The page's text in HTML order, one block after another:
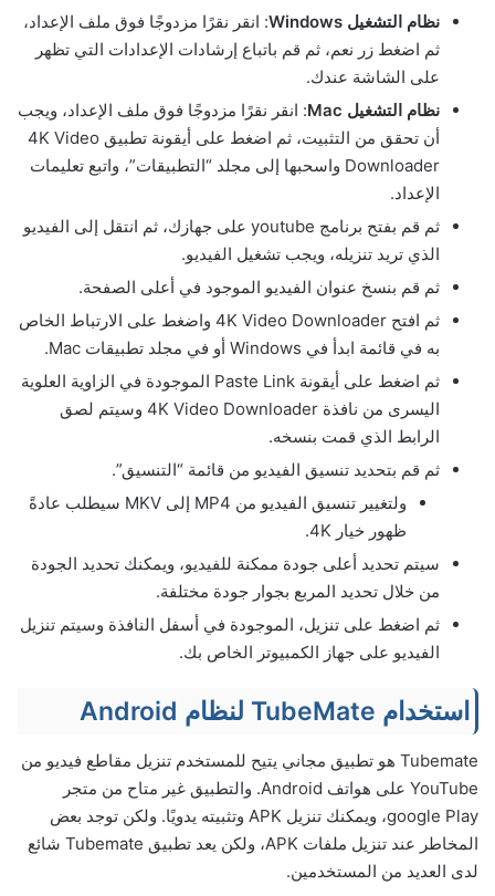
نظام التشغيل Windows
: انقر نقرًا مزدوجًا فوق ملف الإعداد،
ثم اضغط زر نعم، ثم قم باتباع إرشادات الإعدادات التي تظهر
على الشاشة عندك.
نظام التشغيل Mac
: انقر نقرًا مزدوجًا فوق ملف الإعداد، ويجب
أن تحقق من التثبيت، ثم اضغط على أيقونة تطبيق 4K Video
Downloader واسحبها إلى مجلد “التطبيقات”، واتبع تعليمات
الإعداد.
ثم قم بفتح برنامج youtube على جهازك، ثم انتقل إلى الفيديو
الذي تريد تنزيله، ويجب تشغيل الفيديو.
ثم قم بنسخ عنوان الفيديو الموجود في أعلى الصفحة.
ثم افتح 4K Video Downloader واضغط على الارتباط الخاص
به في قائمة ابدأ في Windows أو في مجلد تطبيقات Mac.
ثم اضغط على أيقونة Paste Link الموجودة في الزاوية العلوية
اليسرى من نافذة 4K Video Downloader وسيتم لصق
الرابط الذي قمت بنسخه.
ثم قم بتحديد تنسيق الفيديو من قائمة “التنسيق”.
ولتغيير تنسيق الفيديو من MP4 إلى MKV سيطلب عادةً
ظهور خيار 4K.
سيتم تحديد أعلى جودة ممكنة للفيديو، ويمكنك تحديد الجودة
من خلال تحديد المربع بجوار جودة مختلفة.
ثم اضغط على تنزيل، الموجودة في أسفل النافذة وسيتم تنزيل
الفيديو على جهاز الكمبيوتر الخاص بك.
استخدام TubeMate لنظام Android
Tubemate هو تطبيق مجاني يتيح للمستخدم تنزيل مقاطع فيديو من
YouTube على هواتف Android. والتطبيق غير متاح من متجر
google Play، ويمكنك تنزيل APK وتثبيته يدويًا. ولكن توجد بعض
المخاطر عند تنزيل ملفات APK، ولكن يعد تطبيق Tubemate شائع
لدى العديد من المستخدمين.